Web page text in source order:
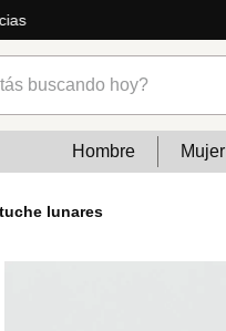
Hombre Mujer
lunares